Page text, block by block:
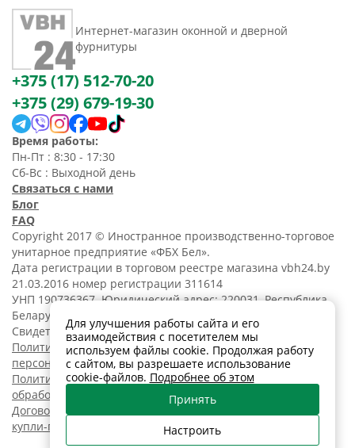
Интернет-магазин оконной и дверной
фурнитуры
+375 (17) 512-70-20
+375 (29) 679-19-30
Время работы:
Пн-Пт : 8:30 - 17:30
Сб-Вс : Выходной день
Связаться с нами
Блог
FAQ
Copyright 2017 © Иностранное производственно-торговое
унитарное предприятие «ФБХ Бел».
Дата регистрации в торговом реестре магазина vbh24.by
21.03.2016 номер регистрации 311614
УНП 190736367. Юридический адрес: 220031, Республика
Беларусь, г. Минск, ул. Танковая, 15-1, 5 этаж;
Свидетельство о регистрации N190736367 от 11.02.2014.
Политика обработки
персональных данных
Политика в отношении
обработки cookies
Договор розничной
купли-продажи
Для улучшения работы сайта и его
взаимодействия с посетителем мы
используем файлы cookie. Продолжая работу
с сайтом, вы разрешаете использование
cookie-файлов. Подробнее об этом
Принять
Настроить